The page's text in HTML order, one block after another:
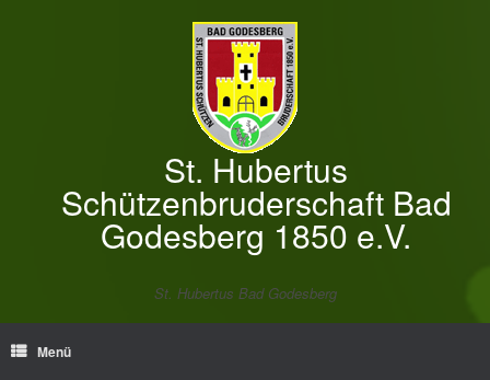
St. Hubertus
Schützenbruderschaft Bad
Godesberg 1850 e.V.
St. Hubertus Bad Godesberg
Menü